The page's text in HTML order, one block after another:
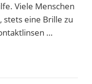
Viele Menschen
stets eine Brille zu
…